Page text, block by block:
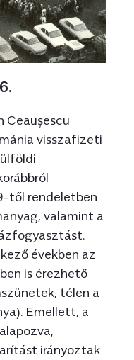
Ceaușescu
visszafizeti
től rendeletben
valamint a
években az
is érezhető
télen a
Emellett, a
irányoztak